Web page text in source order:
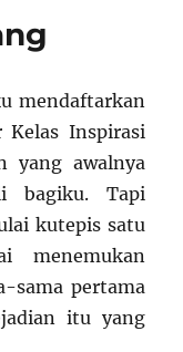
Bojonegoro
mendaftarkan
Kelas Inspirasi
yang awalnya
bagiku. Tapi
kutepis satu
menemukan
sama pertama
itu yang